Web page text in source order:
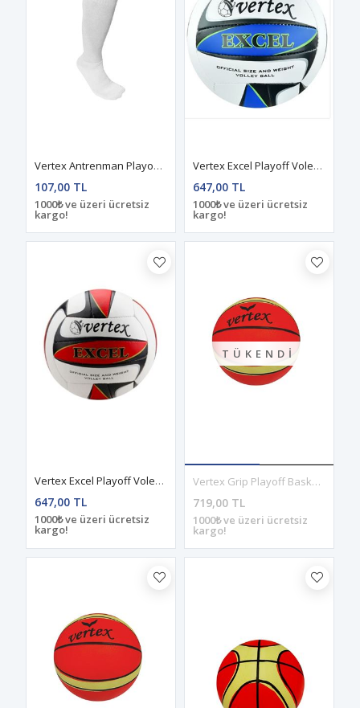
Vertex Antrenman Playoff Çorabı Beyaz Topuklu
107,00 TL
1000₺ ve üzeri ücretsiz
kargo!
Vertex Excel Playoff Voleybol Topu
647,00 TL
1000₺ ve üzeri ücretsiz
kargo!
Vertex Excel Playoff Voleybol Topu
647,00 TL
1000₺ ve üzeri ücretsiz
kargo!
TÜKENDI
Vertex Grip Playoff Basketbol Topu 5 No
719,00 TL
1000₺ ve üzeri ücretsiz
kargo!